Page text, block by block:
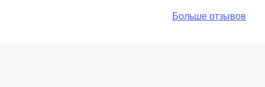
Больше отзывов